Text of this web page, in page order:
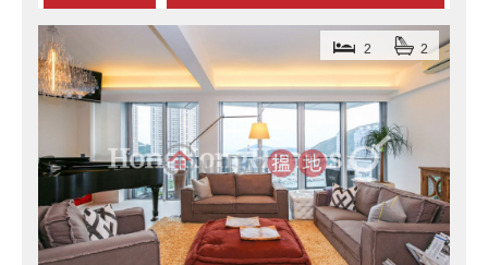
2 2